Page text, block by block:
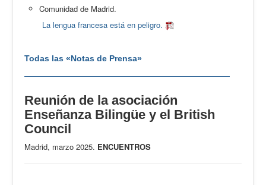
Comunidad de Madrid.
La lengua francesa está en peligro.
Todas las «Notas de Prensa»
Reunión de la asociación
Enseñanza Bilingüe y el British
Council
Madrid, marzo 2025. ENCUENTROS